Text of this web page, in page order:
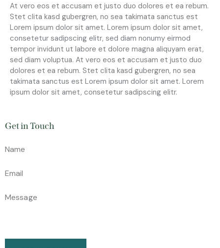
At vero eos et accusam et justo duo dolores et ea rebum.
Stet clita kasd gubergren, no sea takimata sanctus est
Lorem ipsum dolor sit amet. Lorem ipsum dolor sit amet,
consetetur sadipscing elitr, sed diam nonumy eirmod
tempor invidunt ut labore et dolore magna aliquyam erat,
sed diam voluptua. At vero eos et accusam et justo duo
dolores et ea rebum. Stet clita kasd gubergren, no sea
takimata sanctus est Lorem ipsum dolor sit amet. Lorem
ipsum dolor sit amet, consetetur sadipscing elitr.
Get in Touch